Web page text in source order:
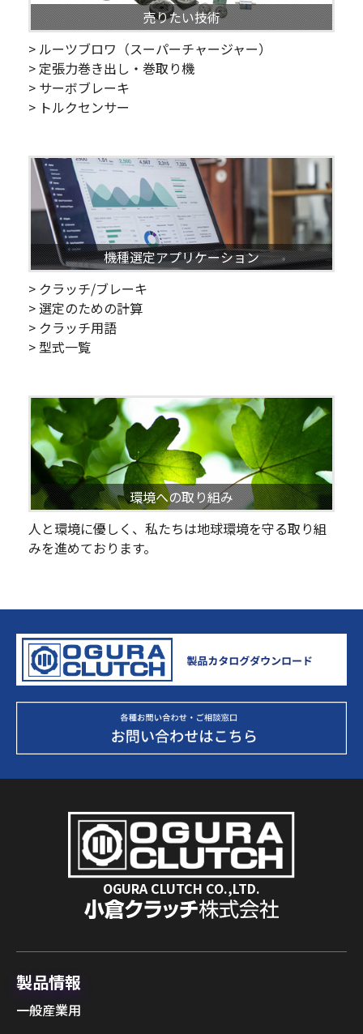
売りたい技術
> ルーツブロワ（スーパーチャージャー）
> 定張力巻き出し・巻取り機
> サーボブレーキ
> トルクセンサー
機種選定アプリケーション
> クラッチ/ブレーキ
> 選定のための計算
> クラッチ用語
> 型式一覧
環境への取り組み
人と環境に優しく、私たちは地球環境を守る取り組
みを進めております。
OGURA CLUTCH CO.,LTD.
製品情報
一般産業用